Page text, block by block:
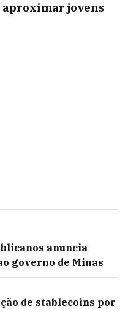
aproximar jovens
anuncia
governo de Minas
de stablecoins por